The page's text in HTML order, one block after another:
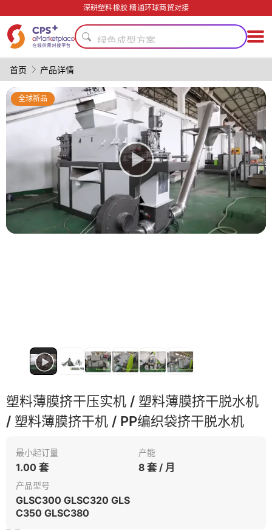
深耕塑料橡胶 精通环球商贸对接
安全包装技术
绿色成型方案
PP
回收再生
自动化
碳纤维复合材料
阻燃
PET
安全包装技术
模具
绿色成型方案
PP
PVC
首页 产品详情
全球新品
塑料薄膜挤干压实机 / 塑料薄膜挤干脱水机
/ 塑料薄膜挤干机 / PP编织袋挤干脱水机
最小起订量
1.00 套
产能
8 套 / 月
产品型号
GLSC300 GLSC320 GLS
C350 GLSC380